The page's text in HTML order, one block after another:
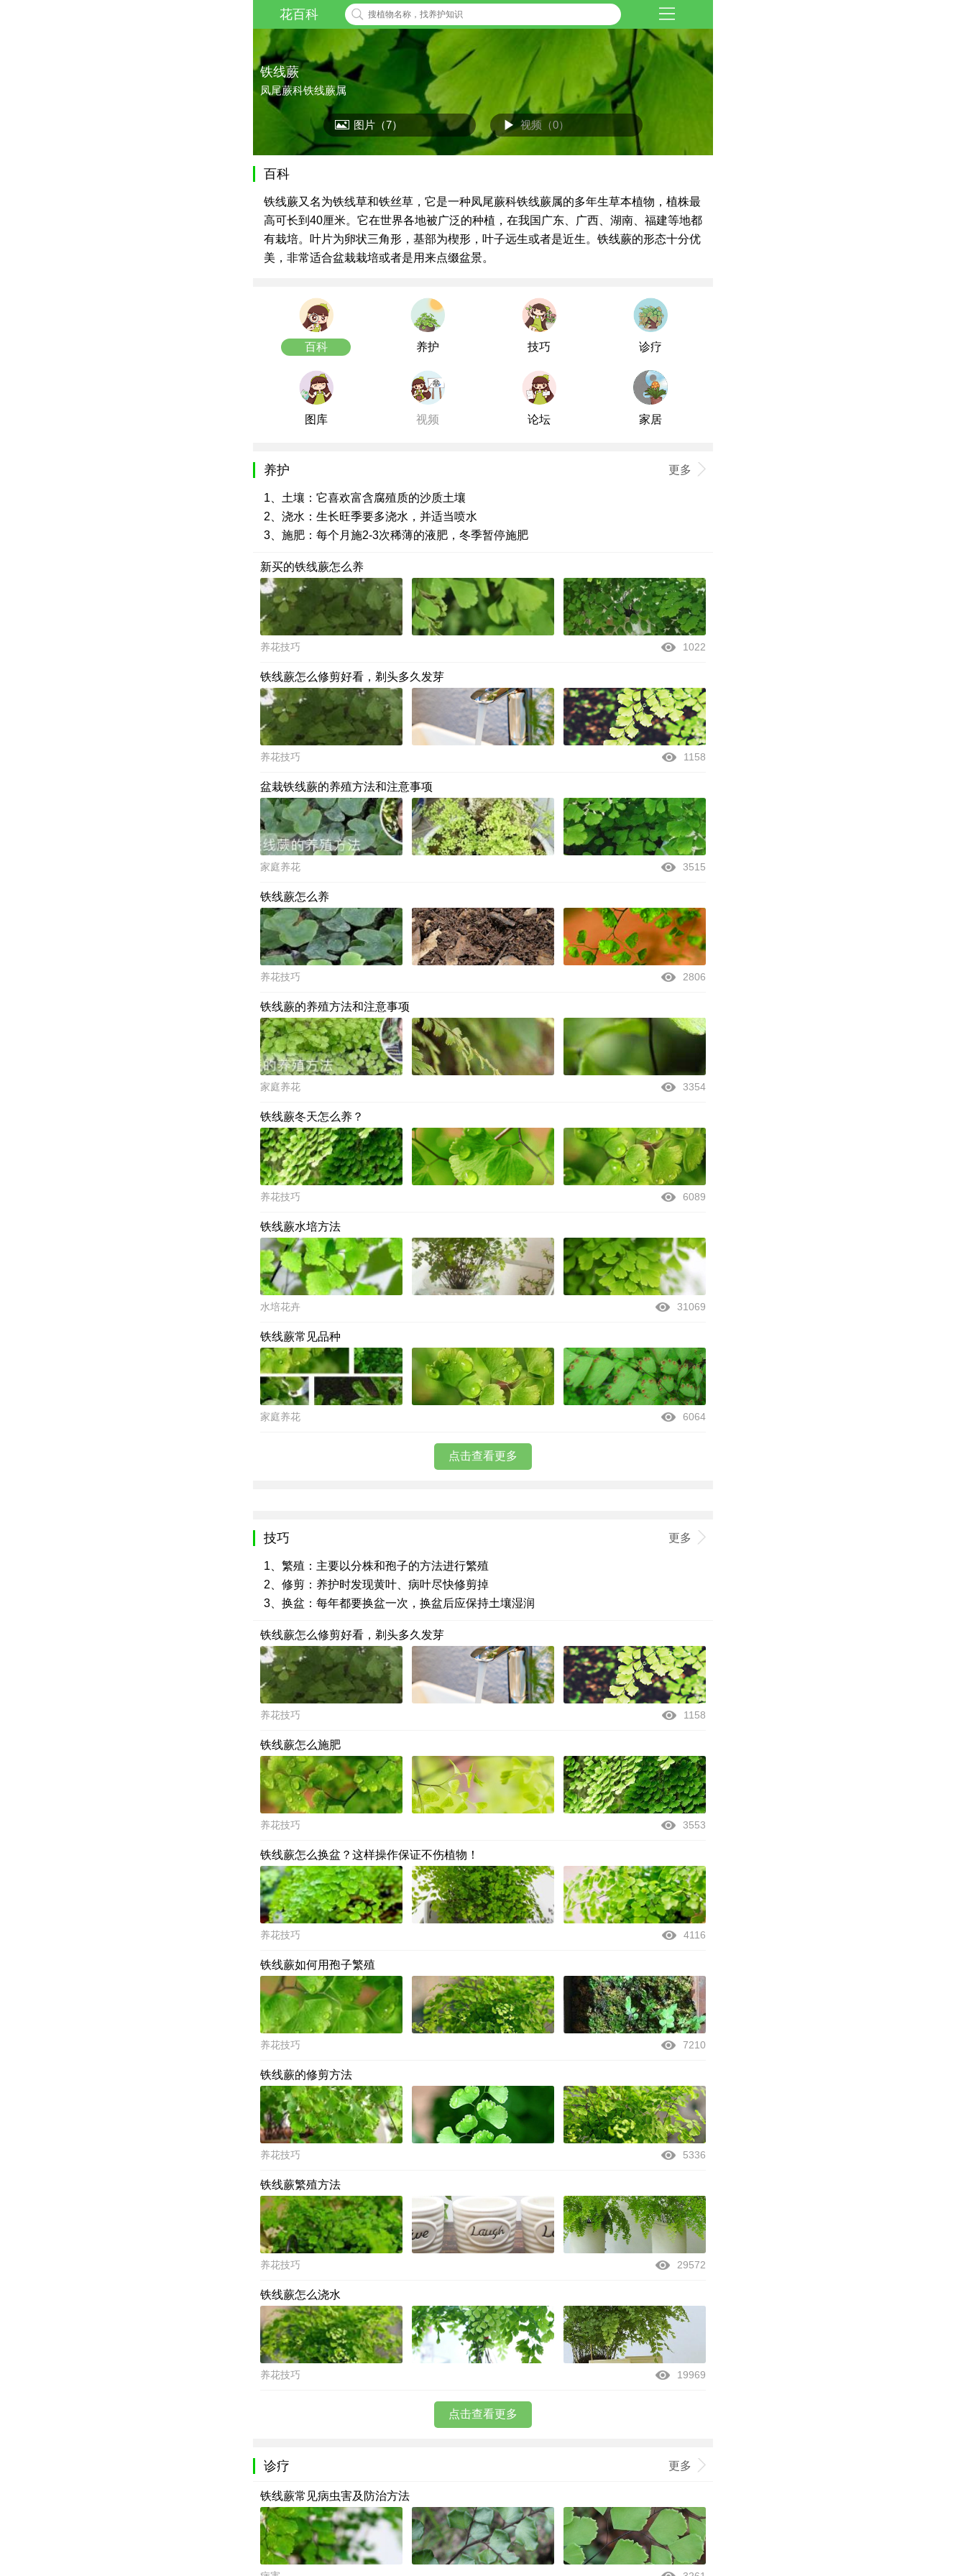
花百科
铁线蕨
凤尾蕨科铁线蕨属
图片（7） 视频（0）
百科
铁线蕨又名为铁线草和铁丝草，它是一种凤尾蕨科铁线蕨属的多年生草本植物，植株最
高可长到40厘米。它在世界各地被广泛的种植，在我国广东、广西、湖南、福建等地都
有栽培。叶片为卵状三角形，基部为楔形，叶子远生或者是近生。铁线蕨的形态十分优
美，非常适合盆栽栽培或者是用来点缀盆景。
百科 养护 技巧 诊疗
图库 视频 论坛 家居
养护 更多
1、土壤：它喜欢富含腐殖质的沙质土壤
2、浇水：生长旺季要多浇水，并适当喷水
3、施肥：每个月施2-3次稀薄的液肥，冬季暂停施肥
新买的铁线蕨怎么养
养花技巧 1022
铁线蕨怎么修剪好看，剃头多久发芽
养花技巧 1158
盆栽铁线蕨的养殖方法和注意事项
家庭养花 3515
铁线蕨怎么养
养花技巧 2806
铁线蕨的养殖方法和注意事项
家庭养花 3354
铁线蕨冬天怎么养？
养花技巧 6089
铁线蕨水培方法
水培花卉 31069
铁线蕨常见品种
家庭养花 6064
点击查看更多
技巧 更多
1、繁殖：主要以分株和孢子的方法进行繁殖
2、修剪：养护时发现黄叶、病叶尽快修剪掉
3、换盆：每年都要换盆一次，换盆后应保持土壤湿润
铁线蕨怎么修剪好看，剃头多久发芽
养花技巧 1158
铁线蕨怎么施肥
养花技巧 3553
铁线蕨怎么换盆？这样操作保证不伤植物！
养花技巧 4116
铁线蕨如何用孢子繁殖
养花技巧 7210
铁线蕨的修剪方法
养花技巧 5336
铁线蕨繁殖方法
养花技巧 29572
铁线蕨怎么浇水
养花技巧 19969
点击查看更多
诊疗 更多
铁线蕨常见病虫害及防治方法